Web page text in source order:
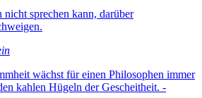
nicht sprechen kann, darüber